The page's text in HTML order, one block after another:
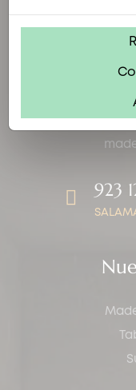
923